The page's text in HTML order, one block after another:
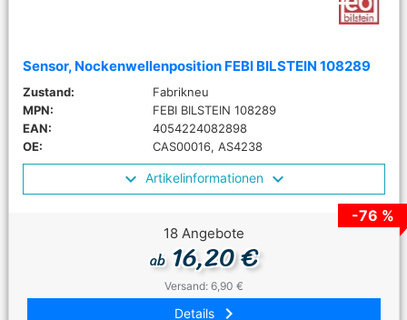
Sensor, Nockenwellenposition FEBI BILSTEIN 108289
Zustand:
Fabrikneu
MPN:
FEBI BILSTEIN 108289
EAN:
4054224082898
OE:
CAS00016, AS4238
Artikelinformationen
-76 %
18 Angebote
ab16,20 €
Versand: 6,90 €
Details keyboard_arrow_right